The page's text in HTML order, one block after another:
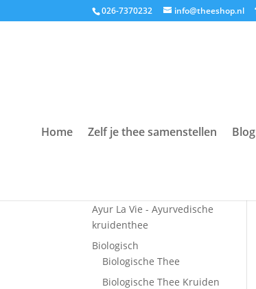
026-7370232 info@theeshop.nl
Home Zelf je thee samenstellen Blog
Ayur La Vie - Ayurvedische
kruidenthee
Biologisch
Biologische Thee
Biologische Thee Kruiden